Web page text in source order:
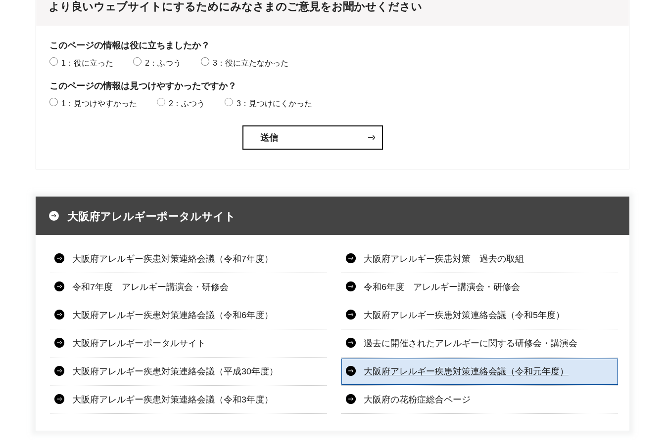
より良いウェブサイトにするためにみなさまのご意見をお聞かせください
このページの情報は役に立ちましたか？
1：役に立った 2：ふつう 3：役に立たなかった
このページの情報は見つけやすかったですか？
1：見つけやすかった 2：ふつう 3：見つけにくかった
大阪府アレルギーポータルサイト
大阪府アレルギー疾患対策連絡会議（令和7年度） 大阪府アレルギー疾患対策 過去の取組
令和7年度 アレルギー講演会・研修会 令和6年度 アレルギー講演会・研修会
大阪府アレルギー疾患対策連絡会議（令和6年度） 大阪府アレルギー疾患対策連絡会議（令和5年度）
大阪府アレルギーポータルサイト 過去に開催されたアレルギーに関する研修会・講演会
大阪府アレルギー疾患対策連絡会議（平成30年度） 大阪府アレルギー疾患対策連絡会議（令和元年度）
大阪府アレルギー疾患対策連絡会議（令和3年度） 大阪府の花粉症総合ページ